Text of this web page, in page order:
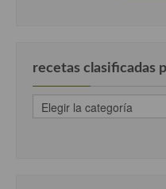
recetas clasificadas
recetas
clasificadas